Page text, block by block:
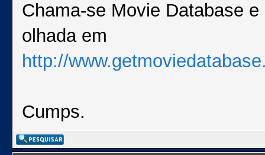
Chama-se Movie Database
olhada em
http://
Cumps.